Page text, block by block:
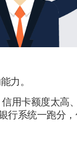
力。
用卡额度太高
行系统一跑分